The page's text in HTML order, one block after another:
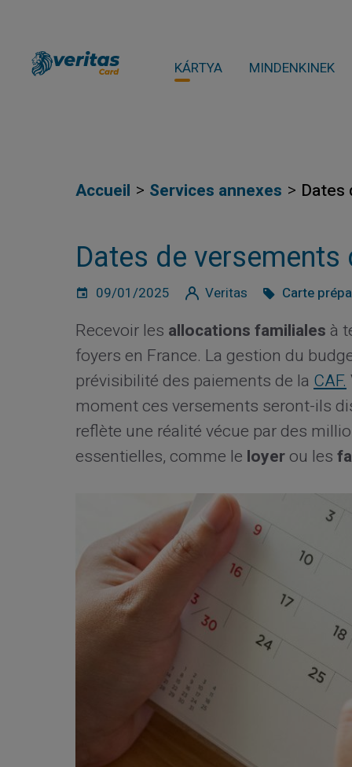
KÁRTYA MINDENKINEK
Accueil Services annexes Dates
Dates de versements
09/01/2025 Veritas Carte
Recevoir les allocations familiales à
foyers en France. La gestion du
prévisibilité des paiements de la CAF.
moment ces versements seront-ils
reflète une réalité vécue par des
essentielles, comme le loyerou les